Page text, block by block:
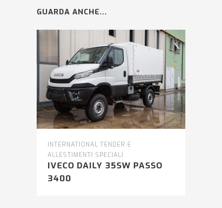
GUARDA ANCHE...
INTERNATIONAL TENDER E
ALLESTIMENTI SPECIALI
IVECO DAILY 35SW PASSO
3400